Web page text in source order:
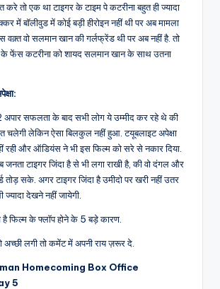
करे तो एक था टाइगर के टाइम पे कटरीना बहुत ही ज्यादा
में बॉलीवुड में कोई बड़ी हीरोइन नहीं थी पर अब मामला
वक़्त वो सलमान खान की गर्लफ्रेंड थी पर अब नहीं है. तो
फेंस कटरीना को शायद सलमान खान के साथ उतना
सफलता के बाद सभी लोग ये उम्मीद कर रहे थे की
चलेगी लेकिन ऐसा बिलकुल नहीं हुआ. टयूबलाइट अपेक्षा
रही और ऑडियंस ने भी इस फिल्म को सरे से नकार दिया.
जनता टाइगर जिंदा है से भी लगा राखी है, की वो दंगल और
तोड़ सके. अगर टाइगर जिंदा है उमीदो पर खरी नहीं उतर
ज्यादा देखने नहीं जायेगी.
है फिल्म के फ्लॉप होने के 5 बड़े कारण.
लगी तो कमेंट में अपनी राय ज़रूर दे.
Homecoming Box Office
5